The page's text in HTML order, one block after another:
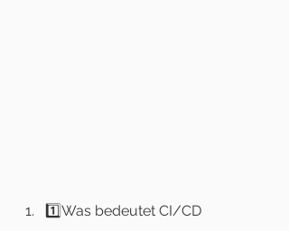
1️⃣Was bedeutet CI/CD